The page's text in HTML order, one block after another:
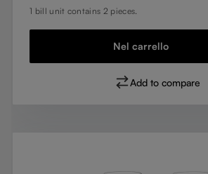
1 bill unit contains 2 pieces.
Nel carrello
Add to compare